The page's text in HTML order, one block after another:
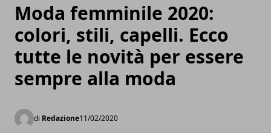
Moda femminile 2020:
colori, stili, capelli. Ecco
tutte le novità per essere
sempre alla moda
di Redazione11/02/2020